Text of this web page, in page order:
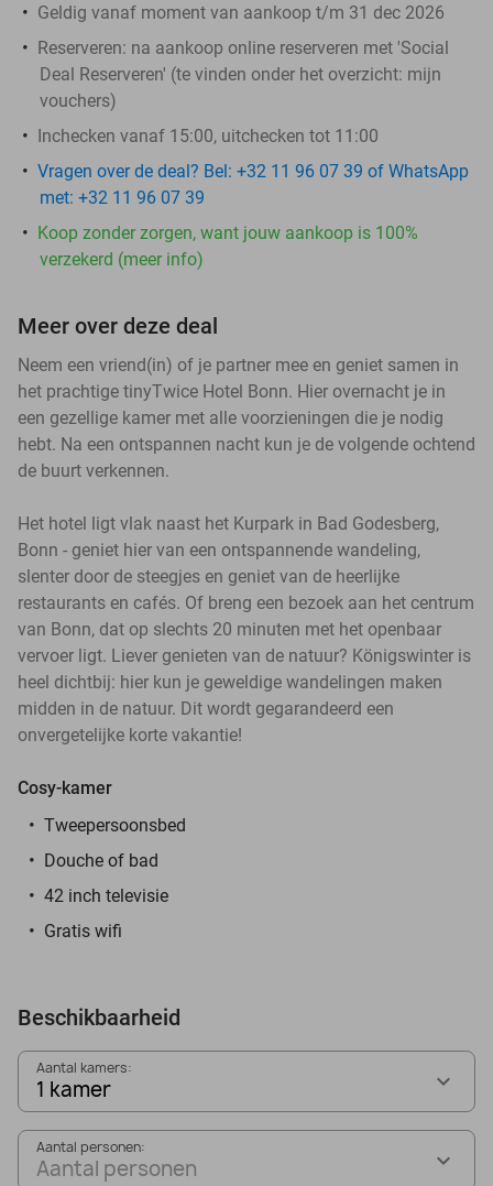
Geldig vanaf moment van aankoop t/m 31 dec 2026
Reserveren: na aankoop online reserveren met 'Social
Deal Reserveren' (te vinden onder het overzicht: mijn
vouchers)
Inchecken vanaf 15:00, uitchecken tot 11:00
Vragen over de deal? Bel: +32 11 96 07 39 of WhatsApp
met: +32 11 96 07 39
Koop zonder zorgen, want jouw aankoop is 100%
verzekerd (meer info)
Meer over deze deal
Neem een vriend(in) of je partner mee en geniet samen in
het prachtige tinyTwice Hotel Bonn. Hier overnacht je in
een gezellige kamer met alle voorzieningen die je nodig
hebt. Na een ontspannen nacht kun je de volgende ochtend
de buurt verkennen.
Het hotel ligt vlak naast het Kurpark in Bad Godesberg,
Bonn - geniet hier van een ontspannende wandeling,
slenter door de steegjes en geniet van de heerlijke
restaurants en cafés. Of breng een bezoek aan het centrum
van Bonn, dat op slechts 20 minuten met het openbaar
vervoer ligt. Liever genieten van de natuur? Königswinter is
heel dichtbij: hier kun je geweldige wandelingen maken
midden in de natuur. Dit wordt gegarandeerd een
onvergetelijke korte vakantie!
Cosy-kamer
Tweepersoonsbed
Douche of bad
42 inch televisie
Gratis wifi
Beschikbaarheid
Aantal kamers:
1 kamer
Aantal personen:
Aantal personen